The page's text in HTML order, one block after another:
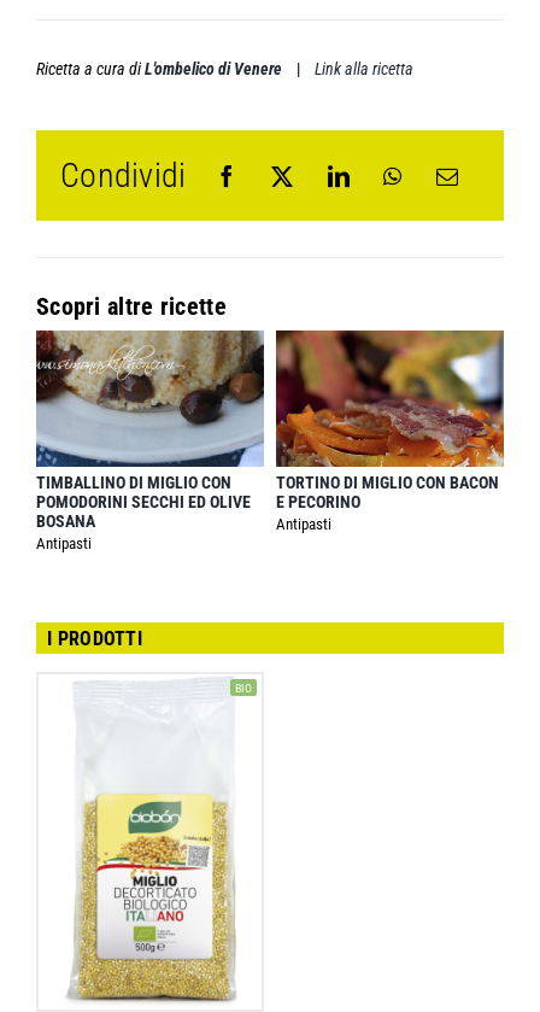
Ricetta a cura diL'ombelico di Venere | Link alla ricetta
Condividi
Scopri altre ricette
TIMBALLINO DI MIGLIO CON
POMODORINI SECCHI ED OLIVE
BOSANA
Antipasti
TORTINO DI MIGLIO CON BACON
E PECORINO
Antipasti
I PRODOTTI
BIO